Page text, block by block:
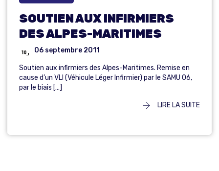
SOUTIEN AUX INFIRMIERS
DES ALPES-MARITIMES
06 septembre 2011
Soutien aux infirmiers des Alpes-Maritimes. Remise en
cause d’un VLI (Véhicule Léger Infirmier) par le SAMU 06,
par le biais […]
LIRE LA SUITE